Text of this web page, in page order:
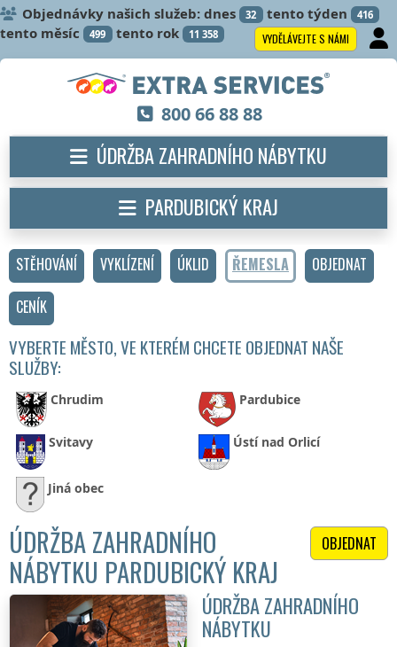
Objednávky našich služeb: dnes 32 tento týden 416
tento měsíc 499 tento rok 11 358 VYDĚLÁVEJTE S NÁMI
STĚHOVÁNÍ VYKLÍZENÍ ÚKLID ŘEMESLA
OBJEDNAT
CENÍK
VYBERTE MĚSTO, VE KTERÉM CHCETE OBJEDNAT NAŠE
SLUŽBY:
Chrudim Pardubice
Svitavy Ústí nad Orlicí
Jiná obec
OBJEDNAT
ÚDRŽBA ZAHRADNÍHO
NÁBYTKU PARDUBICKÝ KRAJ
ÚDRŽBA ZAHRADNÍHO
NÁBYTKU
800 66 88 88
ÚDRŽBA ZAHRADNÍHO NÁBYTKU
PARDUBICKÝ KRAJ